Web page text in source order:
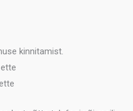
kinnitamist.